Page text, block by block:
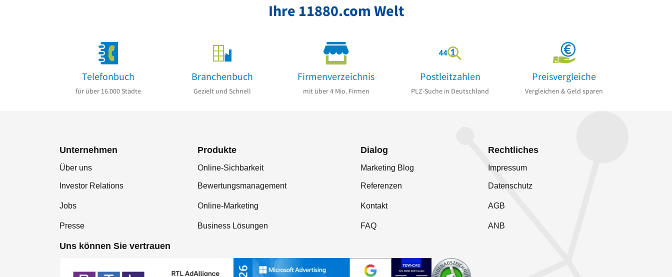
Ihre 11880.com Welt
Telefonbuch
für über 16.000 Städte
Branchenbuch
Gezielt und Schnell
Firmenverzeichnis
mit über 4 Mio. Firmen
Postleitzahlen
PLZ-Suche in Deutschland
Preisvergleiche
Vergleichen & Geld sparen
Unternehmen
Über uns
Investor Relations
Jobs
Presse
Produkte
Online-Sichbarkeit
Bewertungsmanagement
Online-Marketing
Business Lösungen
Dialog
Marketing Blog
Referenzen
Kontakt
FAQ
Rechtliches
Impressum
Datenschutz
AGB
ANB
Uns können Sie vertrauen